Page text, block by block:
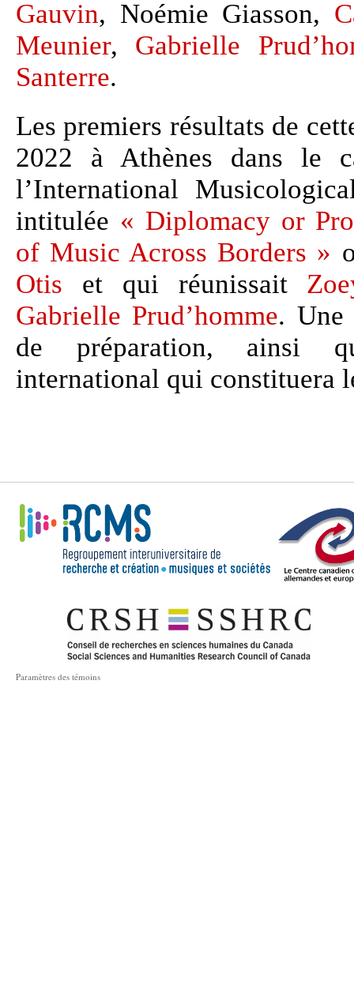
Gauvin, Noémie Giasson,
Meunier, Gabrielle
Santerre.
Les premiers résultats de
2022 à Athènes dans le
l’International
intitulée « Diplomacy or
of Music Across Borders »
Otis et qui réunissait
Gabrielle Prud’homme. Une
de préparation, ainsi
international qui constituera
Paramètres des témoins